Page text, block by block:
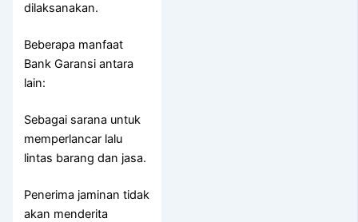
dilaksanakan.
Beberapa manfaat
Bank Garansi antara
lain:
Sebagai sarana untuk
memperlancar lalu
lintas barang dan jasa.
Penerima jaminan tidak
akan menderita